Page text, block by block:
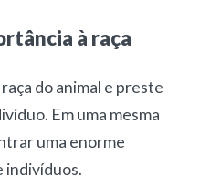
à raça
do animal e preste
Em uma mesma
uma enorme
indivíduos.